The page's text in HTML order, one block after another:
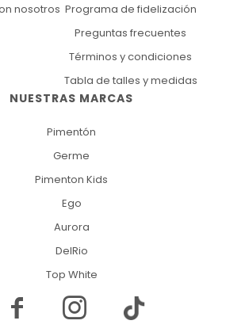
NUESTRAS MARCAS
Pimentón
Germe
Pimenton Kids
Ego
Aurora
DelRio
Top White
Programa de fidelización
Preguntas frecuentes
Términos y condiciones
Tabla de talles y medidas
nosotros
 